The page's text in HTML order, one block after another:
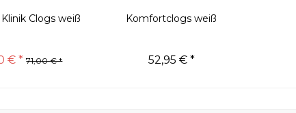
Clogs weiß
€ * 71,00 € *
Komfortclogs weiß
52,95 € *